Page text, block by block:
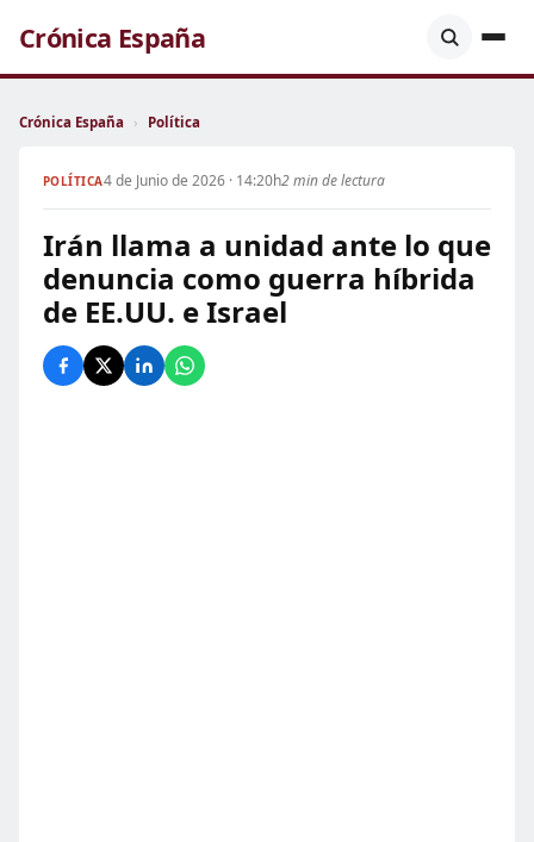
Crónica España
Crónica España › Política
POLÍTICA4 de Junio de 2026 · 14:20h2 min de lectura
Irán llama a unidad ante lo que
denuncia como guerra híbrida
de EE.UU. e Israel